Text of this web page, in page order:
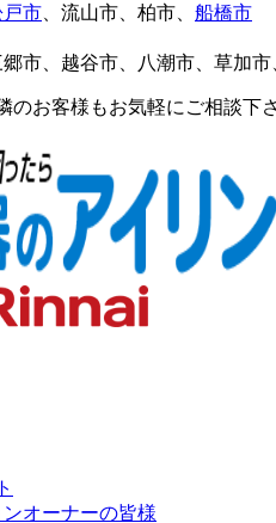
戸市 流山市 柏市
船橋市
郷市 越谷市 八潮市 草加市
お客様もお気軽にご相談下さ
オーナーの皆様